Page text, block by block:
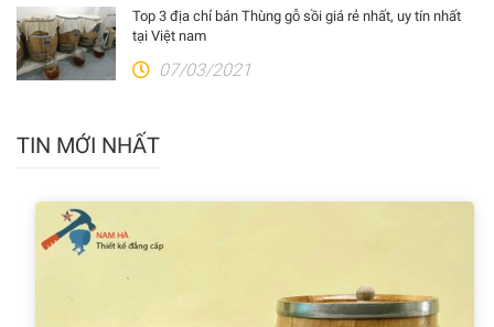
Top 3 địa chỉ bán Thùng gỗ sồi giá rẻ nhất, uy tín nhất
tại Việt nam
07/03/2021
TIN MỚI NHẤT